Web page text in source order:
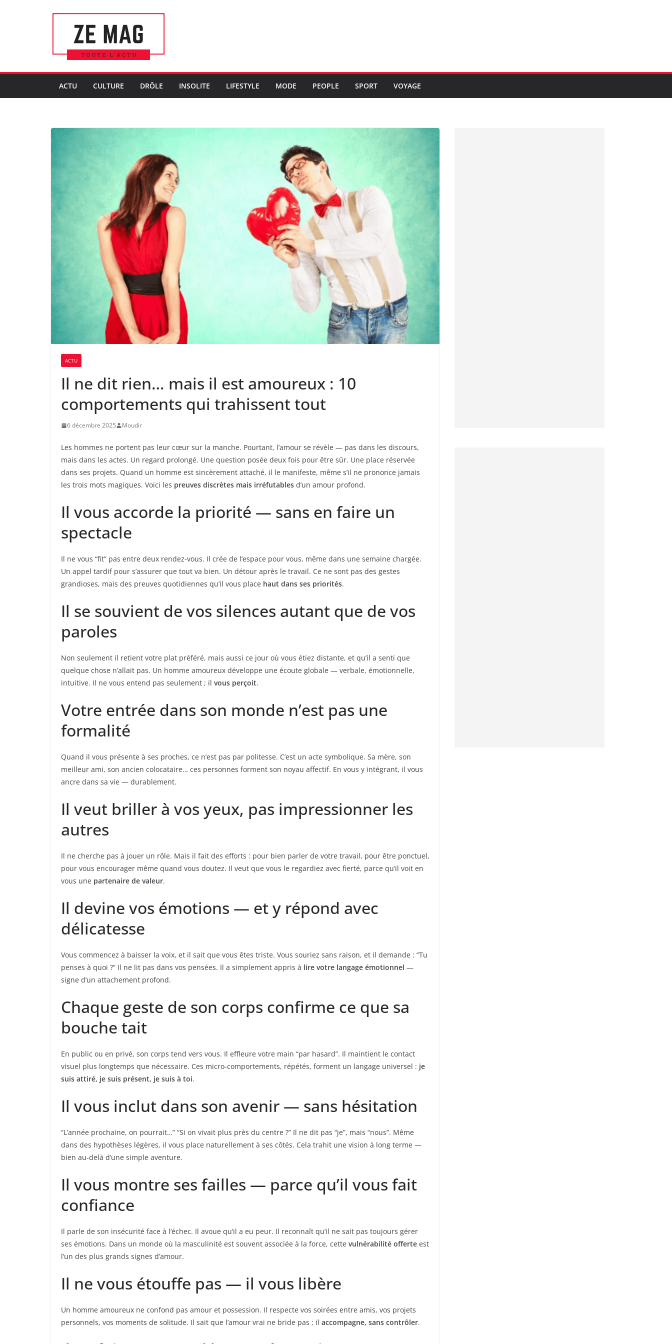
ACTU CULTURE DRÔLE INSOLITE LIFESTYLE MODE PEOPLE SPORT VOYAGE
ACTU
Il ne dit rien… mais il est amoureux : 10
comportements qui trahissent tout
6 décembre 2025 Moudir
Les hommes ne portent pas leur cœur sur la manche. Pourtant, l’amour se révèle — pas dans les discours,
mais dans les actes. Un regard prolongé. Une question posée deux fois pour être sûr. Une place réservée
dans ses projets. Quand un homme est sincèrement attaché, il le manifeste, même s’il ne prononce jamais
les trois mots magiques. Voici les preuves discrètes mais irréfutables d’un amour profond.
Il vous accorde la priorité — sans en faire un
spectacle
Il ne vous “fit” pas entre deux rendez-vous. Il crée de l’espace pour vous, même dans une semaine chargée.
Un appel tardif pour s’assurer que tout va bien. Un détour après le travail. Ce ne sont pas des gestes
grandioses, mais des preuves quotidiennes qu’il vous place haut dans ses priorités.
Il se souvient de vos silences autant que de vos
paroles
Non seulement il retient votre plat préféré, mais aussi ce jour où vous étiez distante, et qu’il a senti que
quelque chose n’allait pas. Un homme amoureux développe une écoute globale — verbale, émotionnelle,
intuitive. Il ne vous entend pas seulement ; il vous perçoit.
Votre entrée dans son monde n’est pas une
formalité
Quand il vous présente à ses proches, ce n’est pas par politesse. C’est un acte symbolique. Sa mère, son
meilleur ami, son ancien colocataire… ces personnes forment son noyau affectif. En vous y intégrant, il vous
ancre dans sa vie — durablement.
Il veut briller à vos yeux, pas impressionner les
autres
Il ne cherche pas à jouer un rôle. Mais il fait des efforts : pour bien parler de votre travail, pour être ponctuel,
pour vous encourager même quand vous doutez. Il veut que vous le regardiez avec fierté, parce qu’il voit en
vous une partenaire de valeur.
Il devine vos émotions — et y répond avec
délicatesse
Vous commencez à baisser la voix, et il sait que vous êtes triste. Vous souriez sans raison, et il demande : “Tu
penses à quoi ?” Il ne lit pas dans vos pensées. Il a simplement appris à lire votre langage émotionnel —
signe d’un attachement profond.
Chaque geste de son corps confirme ce que sa
bouche tait
En public ou en privé, son corps tend vers vous. Il effleure votre main “par hasard”. Il maintient le contact
visuel plus longtemps que nécessaire. Ces micro-comportements, répétés, forment un langage universel : je
suis attiré, je suis présent, je suis à toi.
Il vous inclut dans son avenir — sans hésitation
“L’année prochaine, on pourrait…” “Si on vivait plus près du centre ?” Il ne dit pas “je”, mais “nous”. Même
dans des hypothèses légères, il vous place naturellement à ses côtés. Cela trahit une vision à long terme —
bien au-delà d’une simple aventure.
Il vous montre ses failles — parce qu’il vous fait
confiance
Il parle de son insécurité face à l’échec. Il avoue qu’il a eu peur. Il reconnaît qu’il ne sait pas toujours gérer
ses émotions. Dans un monde où la masculinité est souvent associée à la force, cette vulnérabilité offerte est
l’un des plus grands signes d’amour.
Il ne vous étouffe pas — il vous libère
Un homme amoureux ne confond pas amour et possession. Il respecte vos soirées entre amis, vos projets
personnels, vos moments de solitude. Il sait que l’amour vrai ne bride pas ; il accompagne, sans contrôler.